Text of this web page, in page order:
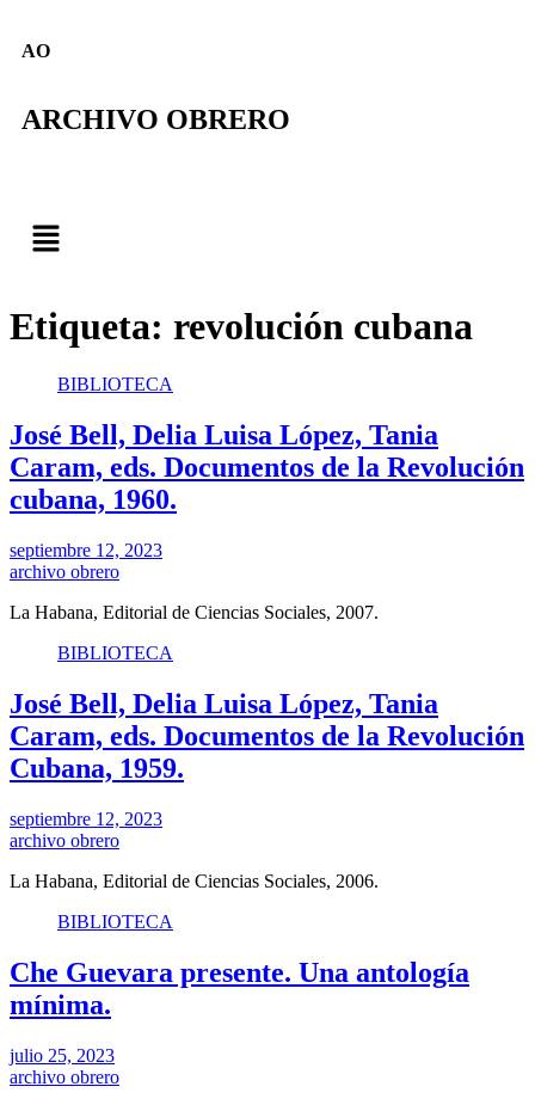
AO
ARCHIVO OBRERO
Etiqueta: revolución cubana
BIBLIOTECA
José Bell, Delia Luisa López, Tania
Caram, eds. Documentos de la Revolución
cubana, 1960.
septiembre 12, 2023
archivo obrero
La Habana, Editorial de Ciencias Sociales, 2007.
BIBLIOTECA
José Bell, Delia Luisa López, Tania
Caram, eds. Documentos de la Revolución
Cubana, 1959.
septiembre 12, 2023
archivo obrero
La Habana, Editorial de Ciencias Sociales, 2006.
BIBLIOTECA
Che Guevara presente. Una antología
mínima.
julio 25, 2023
archivo obrero